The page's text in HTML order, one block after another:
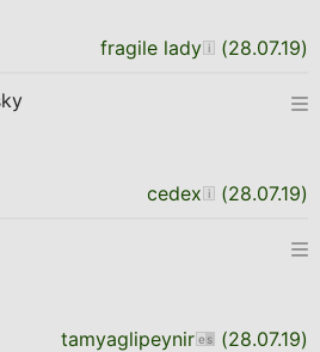
fragile lady (28.07.19)
cedex (28.07.19)
tamyaglipeynir (28.07.19)